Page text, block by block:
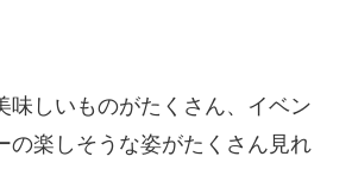
味しいものがたくさん、イベン
の楽しそうな姿がたくさん見れ